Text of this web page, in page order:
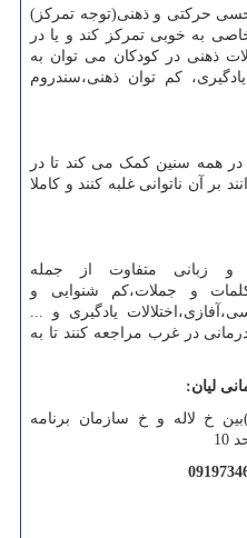
حرکتی و ذهنی(توجه تمرکز)
به خوبی تمرکز کند و یا در
ذهنی در کودکان می توان به
کم توان ذهنی،سندروم
در همه سنین کمک می کند تا در
بر آن ناتوانی غلبه کنند و کاملا
و زبانی متفاوت از جمله
کلمات و جملات،کم شنوایی و
یادگیری و ...
در غرب مراجعه کنند تا به
لیان:
خ لاله و خ سازمان برنامه